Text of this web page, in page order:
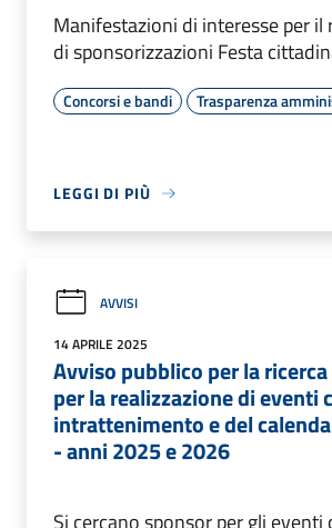
Manifestazioni di interesse per il
di sponsorizzazioni Festa
Concorsi e bandi Trasparenza
LEGGI DI PIÙ
AVVISI
14 APRILE 2025
Avviso pubblico per la
per la realizzazione di eventi
intrattenimento e del
- anni 2025 e 2026